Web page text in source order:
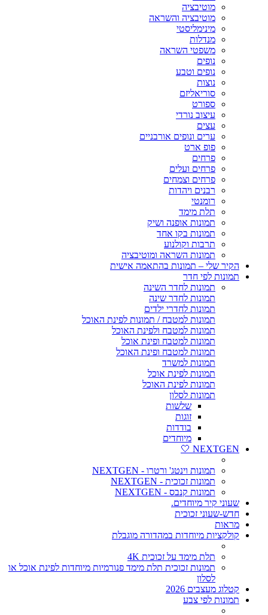
מוטיבציה
מוטיבציה והשראה
מינימליסטי
מנדלות
משפטי השראה
נופים
נופים וטבע
נוצות
סוריאליזם
ספורט
עיצוב נורדי
עצים
ערים ונופים אורבניים
פופ ארט
פרחים
פרחים ועלים
פרחים וצמחים
רבנים ויהדות
רומנטי
תלת מימד
תמונות אופנה ושיק
תמונות בקו אחד
תרבות וקולנוע
תמונות השראה ומוטיבציה
הקיר שלי – תמונות בהתאמה אישית
תמונות לפי חדר
תמונות לחדר השינה
תמונות לחדר שינה
תמונות לחדרי ילדים
תמונות למטבח / תמונות לפינת האוכל
תמונות למטבח ולפינת האוכל
תמונות למטבח ופינת אוכל
תמונות למטבח ופינת האוכל
תמונות למשרד
תמונות לפינת אוכל
תמונות לפינת האוכל
תמונות לסלון
שלשות
זוגות
בודדות
מיוחדים
NEXTGEN 🤍
תמונות וינטג' ורטרו - NEXTGEN
תמונות זכוכית - NEXTGEN
תמונות קנבס - NEXTGEN
שעוני קיר מיוחדים.
חדש-שעוני זכוכית
מראות
קולקציות מיוחדות במהדורה מוגבלת
תלת מימד על זכוכית 4K
תמונות זכוכית תלת מימד פנורמיות מיוחדות לפינת אוכל או
לסלון
קטלוג מעצבים 2026
תמונות לפי צבע